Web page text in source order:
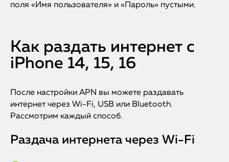
поля «Имя пользователя» и «Пароль» пустыми.
Как раздать интернет с
iPhone 14, 15, 16
После настройки APN вы можете раздавать
интернет через Wi-Fi, USB или Bluetooth.
Рассмотрим каждый способ.
Раздача интернета через Wi-Fi